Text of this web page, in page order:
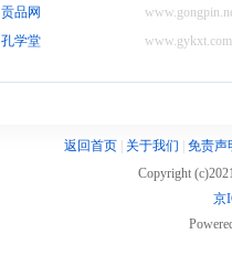
贡品网
www.gykxt.com
孔学堂
返回首页| 关于我们
免责声
Copyright
京